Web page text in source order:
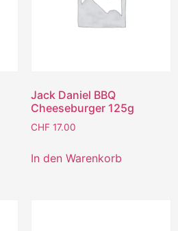
Jack Daniel BBQ
Cheeseburger 125g
CHF17.00
In den Warenkorb